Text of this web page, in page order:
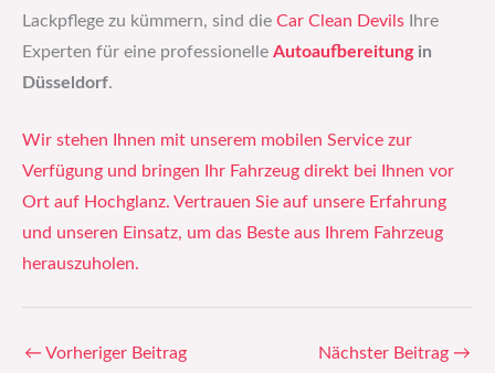
Lackpflege zu kümmern, sind die Car Clean Devils Ihre
Experten für eine professionelle Autoaufbereitungin
Düsseldorf.
Wir stehen Ihnen mit unserem mobilen Service zur
Verfügung und bringen Ihr Fahrzeug direkt bei Ihnen vor
Ort auf Hochglanz. Vertrauen Sie auf unsere Erfahrung
und unseren Einsatz, um das Beste aus Ihrem Fahrzeug
herauszuholen.
← Vorheriger Beitrag Nächster Beitrag →